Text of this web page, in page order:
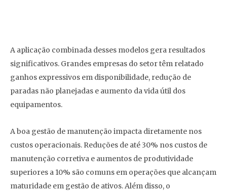
A aplicação combinada desses modelos gera resultados
significativos. Grandes empresas do setor têm relatado
ganhos expressivos em disponibilidade, redução de
paradas não planejadas e aumento da vida útil dos
equipamentos.
A boa gestão de manutenção impacta diretamente nos
custos operacionais. Reduções de até 30% nos custos de
manutenção corretiva e aumentos de produtividade
superiores a 10% são comuns em operações que alcançam
maturidade em gestão de ativos. Além disso, o